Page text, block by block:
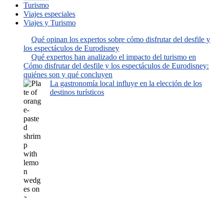
Turismo
Viajes especiales
Viajes y Turismo
Qué opinan los expertos sobre cómo disfrutar del desfile y
los espectáculos de Eurodisney
Qué expertos han analizado el impacto del turismo en
Cómo disfrutar del desfile y los espectáculos de Eurodisney:
quiénes son y qué concluyen
La gastronomía local influye en la elección de los
destinos turísticos